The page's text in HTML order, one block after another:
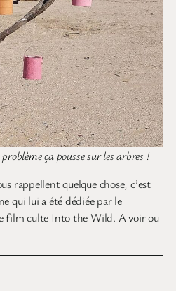
ça pousse sur les arbres !
rappellent quelque chose, c’est
qui lui a été dédiée par le
film culte Into the Wild. A voir ou